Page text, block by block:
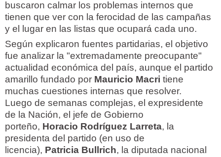
buscaron calmar los problemas internos que
tienen que ver con la ferocidad de las campañas
y el lugar en las listas que ocupará cada uno.
Según explicaron fuentes partidarias, el objetivo
fue analizar la "extremadamente preocupante"
actualidad económica del país, aunque el partido
amarillo fundado por Mauricio Macri tiene
muchas cuestiones internas que resolver.
Luego de semanas complejas, el expresidente
de la Nación, el jefe de Gobierno
porteño, Horacio Rodríguez Larreta, la
presidenta del partido (en uso de
licencia), Patricia Bullrich, la diputada nacional